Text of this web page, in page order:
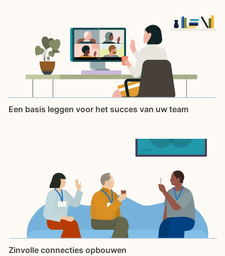
Een basis leggen voor het succes van uw team
Zinvolle connecties opbouwen